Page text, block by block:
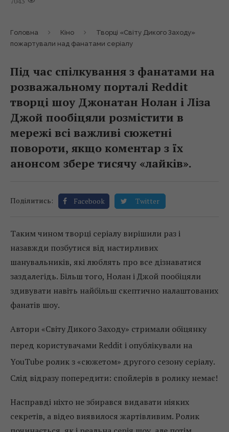
Головна Кіно
Творці «Світу Дикого Заходу»
пожартували над фанатами серіалу
Під час спілкування з фанатами на
розважальному порталі Reddit
творці шоу Джонатан Нолан і Ліза
Джой пообіцяли розмістити в
мережі всі важливі сюжетні
повороти, якщо коментар з їх
анонсом збере тисячу «лайків».
Поділитись: Facebook Twitter
Таким чином творці серіалу вирішили раз і
назавжди позбутися від настирливих
шанувальників, які люблять про все дізнаватися
заздалегідь. Більш того, Нолан і Джой пообіцяли
здивувати навіть найбільш скептично налаштованих
фанатів шоу.
Автори «Світу Дикого Заходу» стримали обіцянку
перед користувачами Reddit і опублікували на
YouTube ролик з «сюжетом» другого сезону серіалу.
Слід відразу попередити: спойлерів в ролику немає!
Насправді ніхто не збирався видавати ніяких
секретів, а відео виявилося жартівливим. Ролик